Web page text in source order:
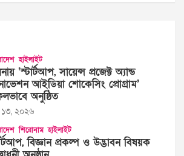
হাইলাইট
‘স্টার্টআপ, সায়েন্স প্রজেক্ট অ্যান্ড
আইডিয়া শোকেসিং প্রোগ্রাম’
অনুষ্ঠিত
২০২৬
শিরোনাম হাইলাইট
বিজ্ঞান প্রকল্প ও উদ্ভাবন বিষয়ক